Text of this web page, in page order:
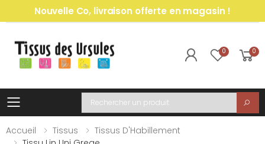
Nouvelle Co, livraison offerte en magasin !
0 0
Toggle mobile menu
Recherche
Accueil
Tissus
Tissus D'Habillement